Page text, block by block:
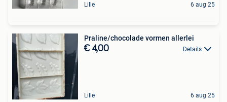
Lille 6 aug 25
Praline/chocolade vormen allerlei
€ 4,00 Details
Lille 6 aug 25